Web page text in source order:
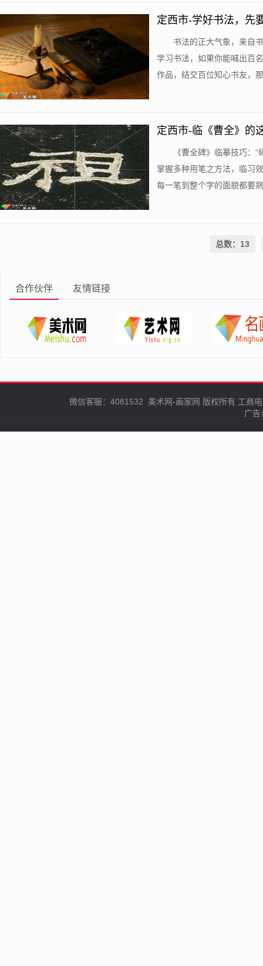
定西市-学好书法，先
书法的正大气象，来自
学习书法，如果你能喊出百
作品，结交百位知心书友，
定西市-临《曹全》的
《曹全碑》临摹技巧：
掌握多种用笔之方法，临习
每一笔到整个字的面貌都要
总数：13
合作伙伴 友情链接
微信客服：4081532 美术网-画家网 版权所有 工商
广